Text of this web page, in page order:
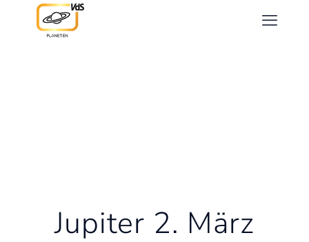
Jupiter 2. März